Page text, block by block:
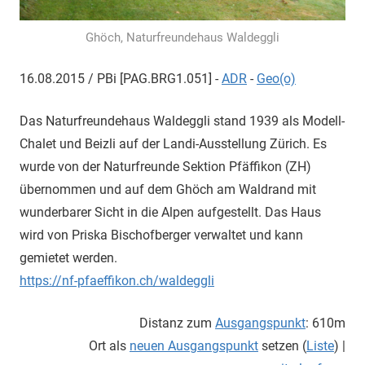
Ghöch, Naturfreundehaus Waldeggli
16.08.2015 / PBi [PAG.BRG1.051] - ADR - Geo(o)
Das Naturfreundehaus Waldeggli stand 1939 als Modell-
Chalet und Beizli auf der Landi-Ausstellung Zürich. Es
wurde von der Naturfreunde Sektion Pfäffikon (ZH)
übernommen und auf dem Ghöch am Waldrand mit
wunderbarer Sicht in die Alpen aufgestellt. Das Haus
wird von Priska Bischofberger verwaltet und kann
gemietet werden.
https://nf-pfaeffikon.ch/waldeggli
Distanz zum Ausgangspunkt: 610m
Ort als neuen Ausgangspunkt setzen (Liste) |